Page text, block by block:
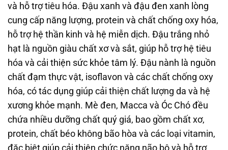
và hỗ trợ tiêu hóa. Đậu xanh và đậu đen xanh lòng
cung cấp năng lượng, protein và chất chống oxy hóa,
hỗ trợ hệ thần kinh và hệ miễn dịch. Đậu trắng nhỏ
hạt là nguồn giàu chất xơ và sắt, giúp hỗ trợ hệ tiêu
hóa và cải thiện sức khỏe tâm lý. Đậu nành là nguồn
chất đạm thực vật, isoflavon và các chất chống oxy
hóa, có tác dụng giúp cải thiện chất lượng da và hệ
xương khỏe mạnh. Mè đen, Macca và Óc Chó đều
chứa nhiều dưỡng chất quý giá, bao gồm chất xơ,
protein, chất béo không bão hòa và các loại vitamin,
đặc biệt giúp cải thiện chức năng não bộ và hỗ trợ